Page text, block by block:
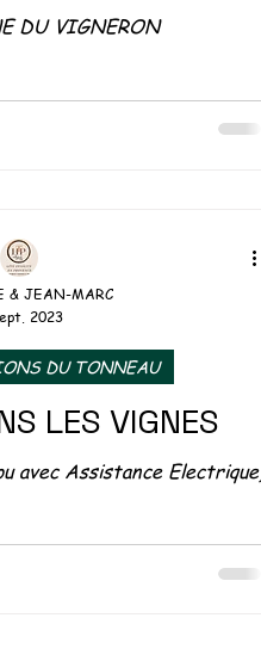
DU VIGNERON
LES VIGNES
avec Assistance
DU TONNEAU
& JEAN-MARC
2023